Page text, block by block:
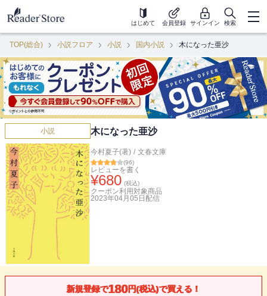
はじめて 会員登録 サインイン 検索
TOP(総合) 小説フロア 小説 国内小説 木になった亜沙
小説 木になった亜沙
今村夏子(著) / 文春文庫
(96)
レビューを書く
¥680 (税込)
クーポン利用対象商品
2023年04月05日 配信
新規登録で180円(税込)で買える！